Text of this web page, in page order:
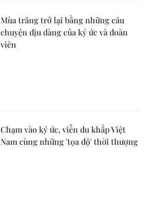
Mùa trăng trở lại bằng những câu
chuyện dịu dàng của ký ức và đoàn
viên
Chạm vào ký ức, viễn du khắp Việt
Nam cùng những 'tọa độ' thời thượng